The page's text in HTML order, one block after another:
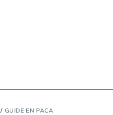
/ GUIDE EN PACA